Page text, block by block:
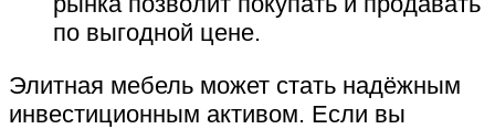
по выгодной цене.
Элитная мебель может стать надёжным
инвестиционным активом. Если вы